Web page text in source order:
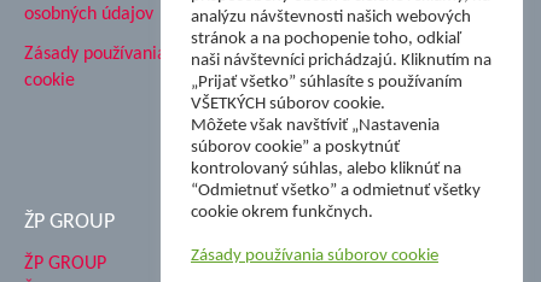
osobných údajov
Zásady používania súborov
cookie
ŽP GROUP
ŽP GROUP
analýzu návštevnosti našich webových
stránok a na pochopenie toho, odkiaľ
naši návštevníci prichádzajú. Kliknutím na
„Prijať všetko” súhlasíte s používaním
VŠETKÝCH súborov cookie.
Môžete však navštíviť „Nastavenia
súborov cookie” a poskytnúť
kontrolovaný súhlas, alebo kliknúť na
“Odmietnuť všetko” a odmietnuť všetky
cookie okrem funkčnych.
Zásady používania súborov cookie